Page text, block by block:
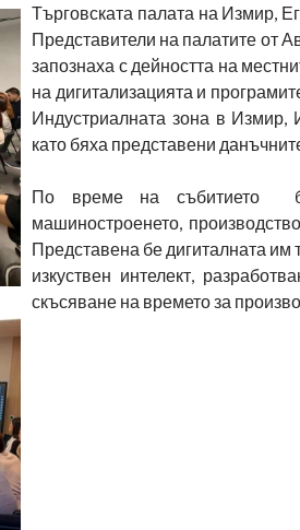
Търговската палата на Измир,
Представители на палатите от
запознаха с дейността на
на дигитализацията и
Индустриалната зона в Измир,
като бяха представени
По време на събитието
машиностроенето,
Представена бе дигиталната им
изкуствен интелект,
скъсяване на времето за